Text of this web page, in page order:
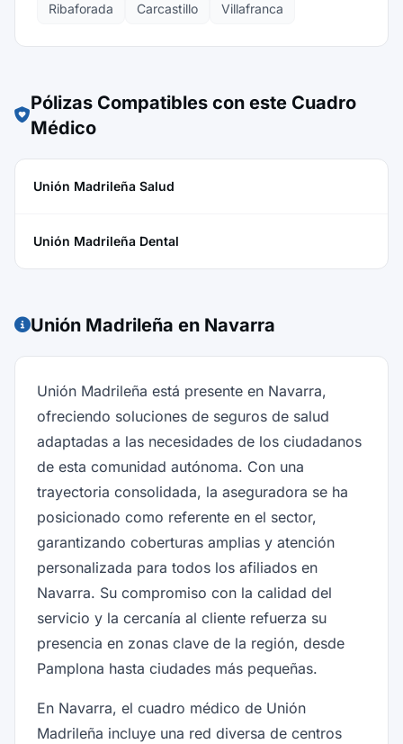
Ribaforada
Carcastillo Villafranca
Pólizas Compatibles con este Cuadro
Médico
Unión Madrileña Salud
Unión Madrileña Dental
Unión Madrileña en Navarra
Unión Madrileña está presente en Navarra,
ofreciendo soluciones de seguros de salud
adaptadas a las necesidades de los ciudadanos
de esta comunidad autónoma. Con una
trayectoria consolidada, la aseguradora se ha
posicionado como referente en el sector,
garantizando coberturas amplias y atención
personalizada para todos los afiliados en
Navarra. Su compromiso con la calidad del
servicio y la cercanía al cliente refuerza su
presencia en zonas clave de la región, desde
Pamplona hasta ciudades más pequeñas.
En Navarra, el cuadro médico de Unión
Madrileña incluye una red diversa de centros